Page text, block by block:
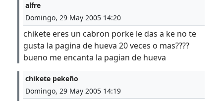
alfre
Domingo, 29 May 2005 14:20
chikete eres un cabron porke le das a ke no te
gusta la pagina de hueva 20 veces o mas????
bueno me encanta la pagian de hueva
chikete pekeño
Domingo, 29 May 2005 14:19